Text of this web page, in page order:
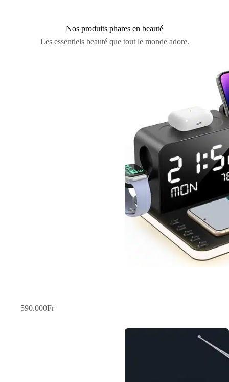
Nos produits phares en beauté
Les essentiels beauté que tout le monde adore.
590.000Fr